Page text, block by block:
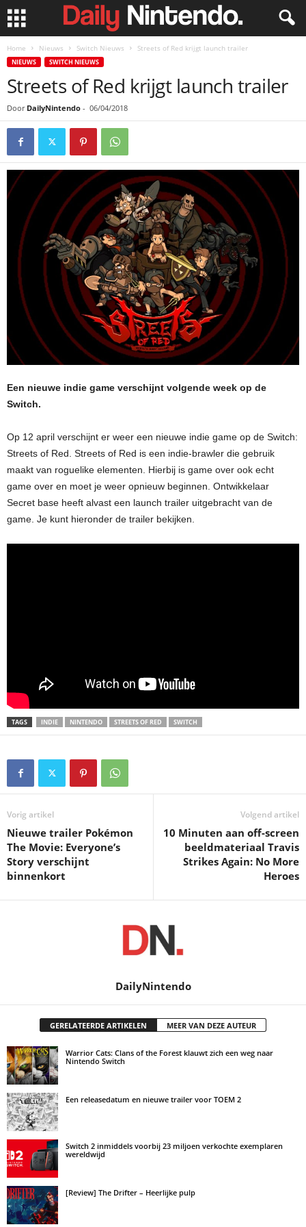
Home Nieuws Switch Nieuws Streets of Red krijgt launch trailer
NIEUWS SWITCH NIEUWS
Streets of Red krijgt launch trailer
Door DailyNintendo - 06/04/2018
Een nieuwe indie game verschijnt volgende week op de
Switch.
Op 12 april verschijnt er weer een nieuwe indie game op de Switch:
Streets of Red. Streets of Red is een indie-brawler die gebruik
maakt van roguelike elementen. Hierbij is game over ook echt
game over en moet je weer opnieuw beginnen. Ontwikkelaar
Secret base heeft alvast een launch trailer uitgebracht van de
game. Je kunt hieronder de trailer bekijken.
TAGS INDIE NINTENDO STREETS OF RED SWITCH
Vorig artikel
Nieuwe trailer Pokémon
The Movie: Everyone’s
Story verschijnt
binnenkort
Volgend artikel
10 Minuten aan off-screen
beeldmateriaal Travis
Strikes Again: No More
Heroes
DailyNintendo
GERELATEERDE ARTIKELEN MEER VAN DEZE AUTEUR
Warrior Cats: Clans of the Forest klauwt zich een weg naar
Nintendo Switch
Een releasedatum en nieuwe trailer voor TOEM 2
Switch 2 inmiddels voorbij 23 miljoen verkochte exemplaren
wereldwijd
[Review] The Drifter – Heerlijke pulp